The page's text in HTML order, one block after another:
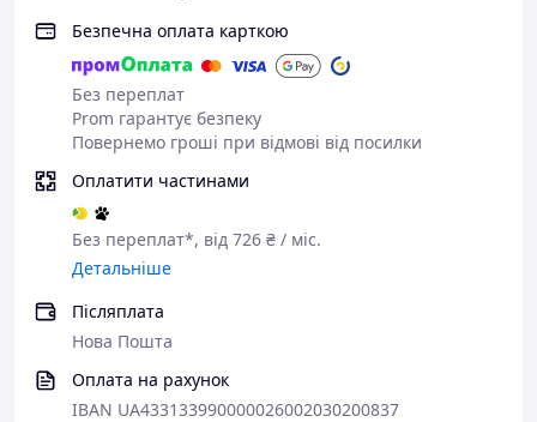
Безпечна оплата карткою
Без переплат
Prom гарантує безпеку
Повернемо гроші при відмові від посилки
Оплатити частинами
Без переплат*, від 726 ₴ / міс.
Детальніше
Післяплата
Нова Пошта
Оплата на рахунок
IBAN UA433133990000026002030200837